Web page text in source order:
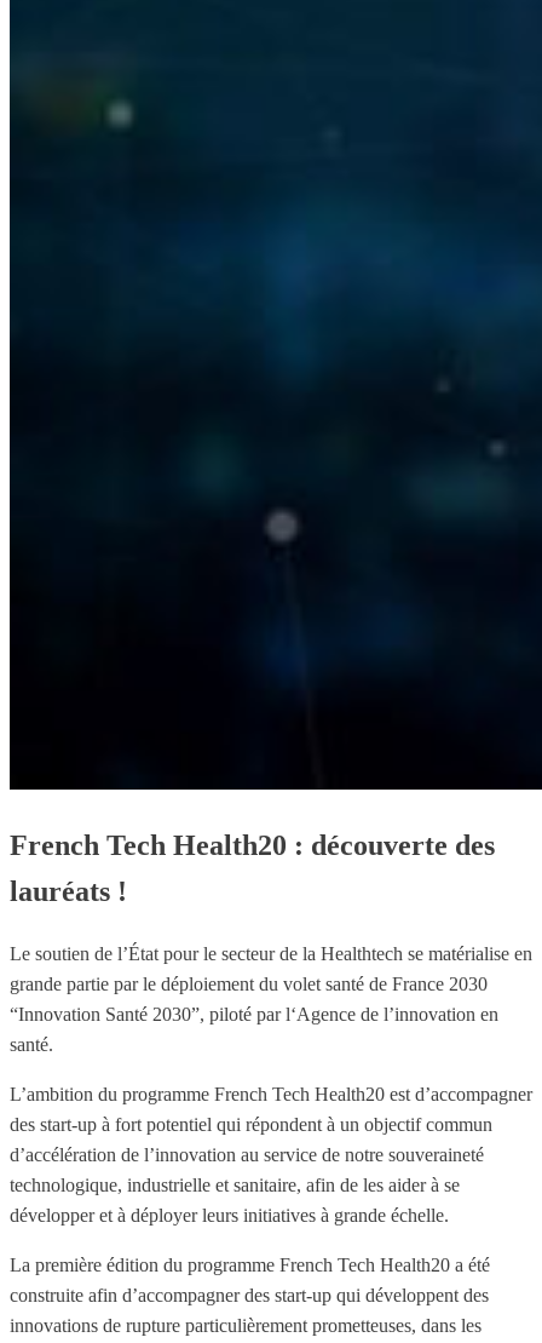
French Tech Health20 : découverte des
lauréats !
Le soutien de l’État pour le secteur de la Healthtech se matérialise en
grande partie par le déploiement du volet santé de France 2030
“Innovation Santé 2030”, piloté par l‘Agence de l’innovation en
santé.
L’ambition du programme French Tech Health20 est d’accompagner
des start-up à fort potentiel qui répondent à un objectif commun
d’accélération de l’innovation au service de notre souveraineté
technologique, industrielle et sanitaire, afin de les aider à se
développer et à déployer leurs initiatives à grande échelle.
La première édition du programme French Tech Health20 a été
construite afin d’accompagner des start-up qui développent des
innovations de rupture particulièrement prometteuses, dans les